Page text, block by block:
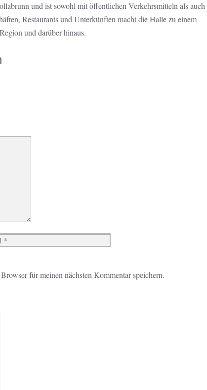
und ist sowohl mit öffentlichen Verkehrsmitteln als auch
Restaurants und Unterkünften macht die Halle zu einem
und darüber hinaus.
für meinen nächsten Kommentar speichern.